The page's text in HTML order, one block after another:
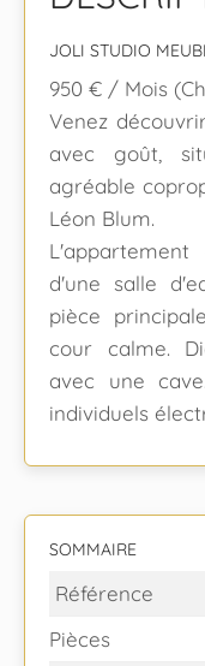
JOLI STUDIO
950 € / Mois
Venez
avec goût,
agréable
Léon Blum.
d'une salle
pièce
cour calme.
avec une
individuels
SOMMAIRE
Référence
Pièces